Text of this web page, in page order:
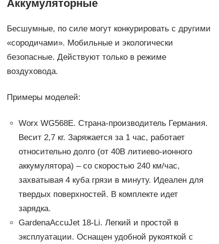
Аккумуляторные
Бесшумные, по силе могут конкурировать с другими
«сородичами». Мобильные и экологически
безопасные. Действуют только в режиме
воздуховода.
Примеры моделей:
Worx WG568E. Страна-производитель Германия.
Весит 2,7 кг. Заряжается за 1 час, работает
относительно долго (от 40В литиево-ионного
аккумулятора) – со скоростью 240 км/час,
захватывая 4 куба грязи в минуту. Идеален для
твердых поверхностей. В комплекте идет
зарядка.
GardenaAccuJet 18-Li. Легкий и простой в
эксплуатации. Оснащен удобной рукояткой с